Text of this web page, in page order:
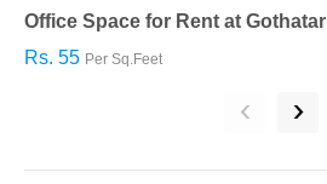
Office Space for Rent at Gothatar
Rs. 55 Per Sq.Feet
‹ ›